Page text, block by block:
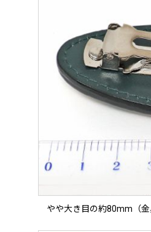
やや大き目の約80mm（金